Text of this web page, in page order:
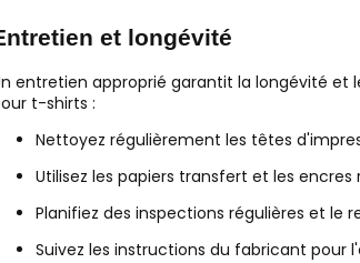
et longévité
entretien approprié garantit la longévité
t-shirts :
Nettoyez régulièrement les têtes
Utilisez les papiers transfert et les
Planifiez des inspections régulières et
Suivez les instructions du fabricant pour